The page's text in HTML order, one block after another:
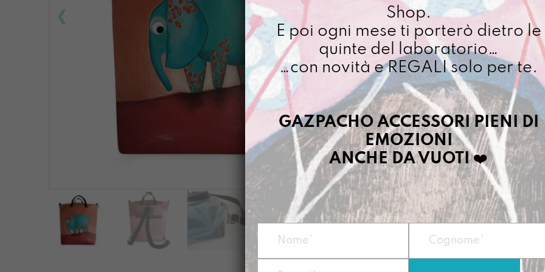
Cuciamo ogni ordine
4/5 giorni lavorativi,
importo superiore ai
Dettagli prodotto
La Secchiona sa
brava a fare la
Vegan
Misure:30 x 26 x
Materiale:telo
Peso: circa 550 g.
Sistema
Doppia tasca
Shop.
E poi ogni mese ti porterò dietro le
quinte del laboratorio…
…con novità e REGALI solo per te.
GAZPACHO ACCESSORI PIENI DI
EMOZIONI
ANCHE DA VUOTI❤️